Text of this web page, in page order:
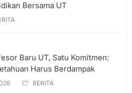
Bersama UT
Baru UT, Satu Komitmen:
Harus Berdampak
BERITA